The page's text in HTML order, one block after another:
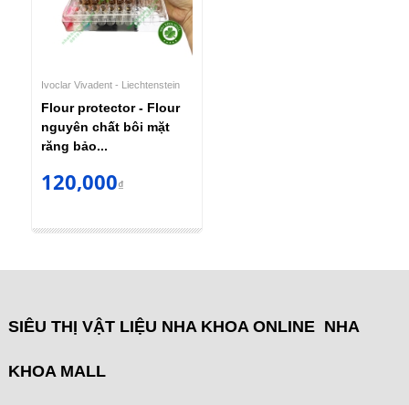
Ivoclar Vivadent - Liechtenstein
Flour protector - Flour
nguyên chất bôi mặt
răng bảo...
120,000₫
SIÊU THỊ VẬT LIỆU NHA KHOA ONLINE NHA
KHOA MALL